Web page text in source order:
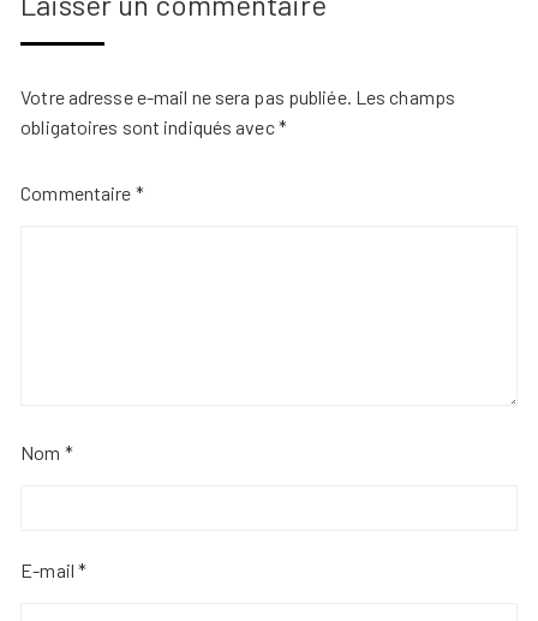
Votre adresse e-mail ne sera pas publiée. Les champs
obligatoires sont indiqués avec*
Commentaire *
Nom *
E-mail*